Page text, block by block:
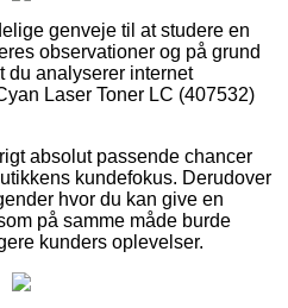
genveje til at studere en
observationer og på grund
du analyserer internet
Laser Toner LC (407532)
absolut passende chancer
kundefokus. Derudover
hvor du kan give en
på samme måde burde
kunders oplevelser.